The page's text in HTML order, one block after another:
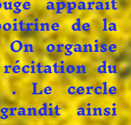
de la
organise
du
. Le cercle
ainsi